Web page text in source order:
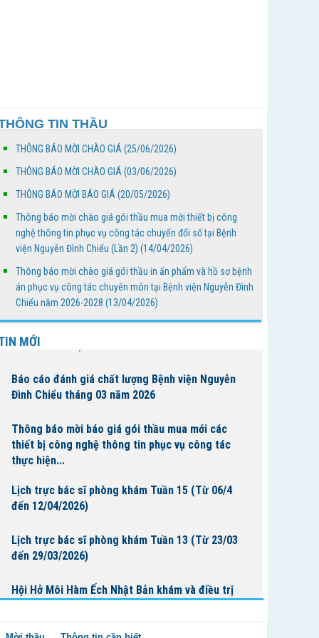
TIN THẦU
THÔNG BÁO MỜI CHÀO GIÁ (25/06/2026)
THÔNG BÁO MỜI CHÀO GIÁ (03/06/2026)
THÔNG BÁO MỜI BÁO GIÁ (20/05/2026)
Thông báo mời chào giá gói thầu mua mới thiết bị công
nghệ thông tin phục vụ công tác chuyển đổi số tại Bệnh
viện Nguyễn Đình Chiểu (Lần 2) (14/04/2026)
Thông báo mời chào giá gói thầu in ấn phẩm và hồ sơ bệnh
án phục vụ công tác chuyên môn tại Bệnh viện Nguyễn Đình
Chiểu năm 2026-2028 (13/04/2026)
MỚI
đổi số...
Thông báo mời chào giá gói thầu in ấn phẩm và
hồ sơ bệnh án phục vụ công tác chuyên môn tại
Bệnh...
BỆNH VIỆN NGUYỄN ĐÌNH CHIỂU TỔ CHỨC KHÁM
BỆNH VỀ NGUỒN NHÂN DỊP TẾT CHÔL CHNĂM
THMÂY NĂM 2026
Ngày Người khuyết tật Việt Nam 18/4/2026: Thúc
đẩy quyền tham gia – Kiến tạo đột phá phát triển
đến 19/4/2026)
Báo cáo đánh giá chất lượng Bệnh viện Nguyễn
Đình Chiểu tháng 03 năm 2026
Thông báo mời báo giá gói thầu mua mới các
thiết bị công nghệ thông tin phục vụ công tác
thực hiện...
Lịch trực bác sĩ phòng khám Tuần 15 (Từ 06/4
đến 12/04/2026)
Lịch trực bác sĩ phòng khám Tuần 13 (Từ 23/03
đến 29/03/2026)
Hội Hở Môi Hàm Ếch Nhật Bản khám và điều trị